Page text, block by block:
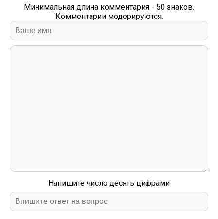
Минимальная длина комментария - 50 знаков.
Комментарии модерируются.
Напишите число десять цифрами